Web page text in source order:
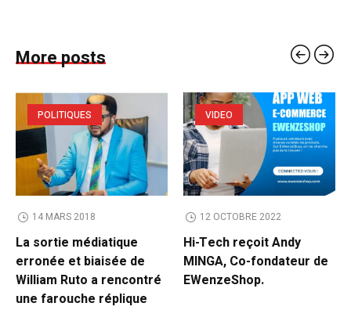
More posts
POLITIQUES
14 MARS 2018
La sortie médiatique
erronée et biaisée de
William Ruto a rencontré
une farouche réplique
VIDEO
12 OCTOBRE 2022
Hi-Tech reçoit Andy
MINGA, Co-fondateur de
EWenzeShop.